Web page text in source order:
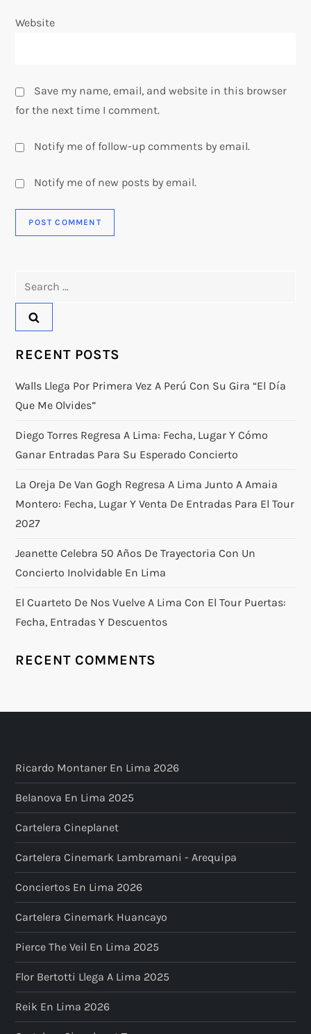
Website
Save my name, email, and website in this browser
for the next time I comment.
Notify me of follow-up comments by email.
Notify me of new posts by email.
RECENT POSTS
Walls Llega Por Primera Vez A Perú Con Su Gira “El Día
Que Me Olvides”
Diego Torres Regresa A Lima: Fecha, Lugar Y Cómo
Ganar Entradas Para Su Esperado Concierto
La Oreja De Van Gogh Regresa A Lima Junto A Amaia
Montero: Fecha, Lugar Y Venta De Entradas Para El Tour
2027
Jeanette Celebra 50 Años De Trayectoria Con Un
Concierto Inolvidable En Lima
El Cuarteto De Nos Vuelve A Lima Con El Tour Puertas:
Fecha, Entradas Y Descuentos
RECENT COMMENTS
Ricardo Montaner En Lima 2026
Belanova En Lima 2025
Cartelera Cineplanet
Cartelera Cinemark Lambramani - Arequipa
Conciertos En Lima 2026
Cartelera Cinemark Huancayo
Pierce The Veil En Lima 2025
Flor Bertotti Llega A Lima 2025
Reik En Lima 2026